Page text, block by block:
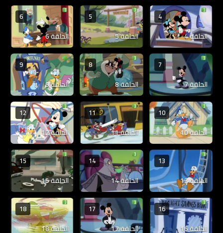
4
الحلقة 4
5
الحلقة 5
6
الحلقة 6
7
الحلقة 7
8
الحلقة 8
9
الحلقة 9
10
الحلقة 10
11
الحلقة 11
12
الحلقة 12
13
الحلقة 13
14
الحلقة 14
15
الحلقة 15
16
الحلقة 16
17
الحلقة 17
18
الحلقة 18